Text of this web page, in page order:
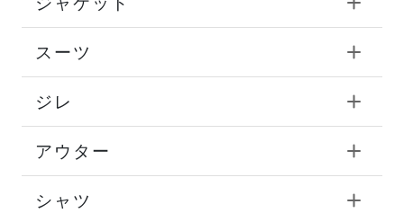
スーツ
ジレ
アウター
シャツ